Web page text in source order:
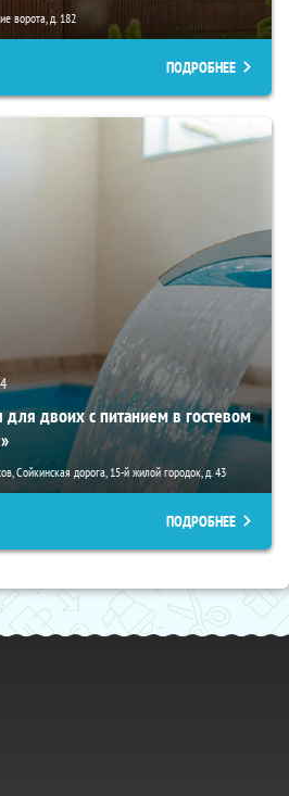
ворота, д. 182
ПОДРОБНЕЕ
двоих с питанием в гостевом
Сойкинская дорога, 15-й жилой городок, д. 43
ПОДРОБНЕЕ